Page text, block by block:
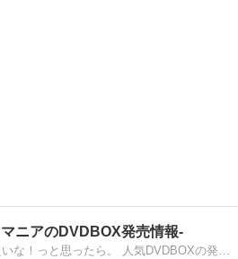
ニアのDVDBOX発売情報-
あのドラマもう一度観たいな！っと思ったら。 人気DVDBOXの発売情報をご紹介